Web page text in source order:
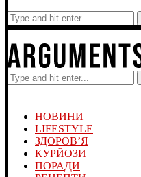
НОВИНИ
LIFESTYLE
ЗДОРОВ’Я
КУРЙОЗИ
ПОРАДИ